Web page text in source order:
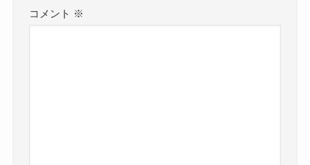
コメント ※